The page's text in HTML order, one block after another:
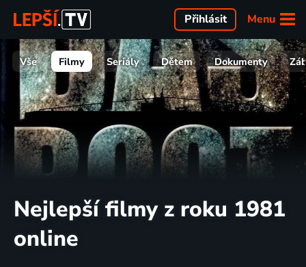
Menu
Přihlásit
Vše Filmy Seriály Dětem Dokumenty
Nejlepší filmy z roku 1981
online